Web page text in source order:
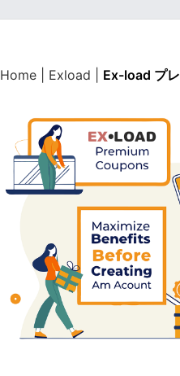
Home Exload Ex-load プ